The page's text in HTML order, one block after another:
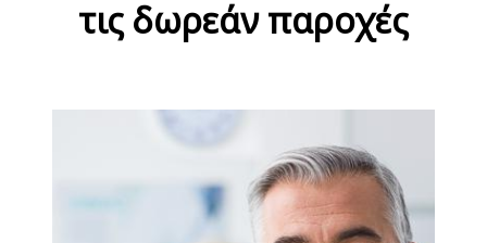
Doctors' Hospital
τις δωρεάν παροχές